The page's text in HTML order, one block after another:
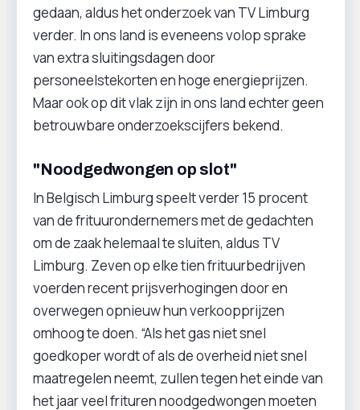
gedaan, aldus het onderzoek van TV Limburg
verder. In ons land is eveneens volop sprake
van extra sluitingsdagen door
personeelstekorten en hoge energieprijzen.
Maar ook op dit vlak zijn in ons land echter geen
betrouwbare onderzoekscijfers bekend.
"Noodgedwongen op slot"
In Belgisch Limburg speelt verder 15 procent
van de frituurondernemers met de gedachten
om de zaak helemaal te sluiten, aldus TV
Limburg. Zeven op elke tien frituurbedrijven
voerden recent prijsverhogingen door en
overwegen opnieuw hun verkoopprijzen
omhoog te doen. “Als het gas niet snel
goedkoper wordt of als de overheid niet snel
maatregelen neemt, zullen tegen het einde van
het jaar veel frituren noodgedwongen moeten